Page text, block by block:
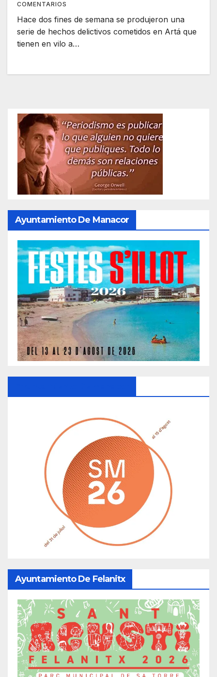
COMENTARIOS
Hace dos fines de semana se produjeron una
serie de hechos delictivos cometidos en Artá que
tienen en vilo a…
Ayuntamiento De Manacor
Ayuntamiento De Felanitx